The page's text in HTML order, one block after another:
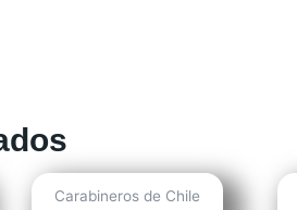
Carabineros de Chile